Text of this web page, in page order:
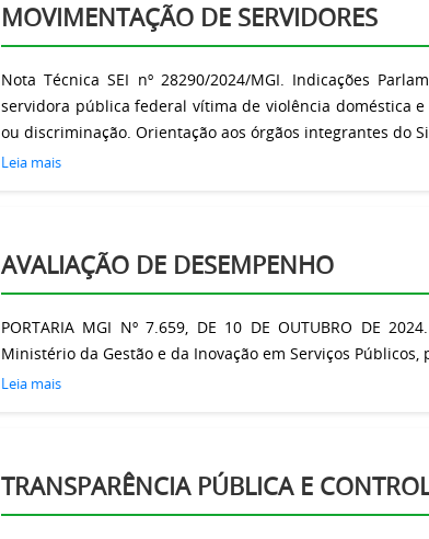
MOVIMENTAÇÃO DE SERVIDORES
Nota Técnica SEI nº 28290/2024/MGI. Indicações
servidora pública federal vítima de violência doméstica
ou discriminação. Orientação aos órgãos integrantes do
Leia mais
AVALIAÇÃO DE DESEMPENHO
PORTARIA MGI Nº 7.659, DE 10 DE OUTUBRO DE
Ministério da Gestão e da Inovação em Serviços
Leia mais
TRANSPARÊNCIA PÚBLICA E